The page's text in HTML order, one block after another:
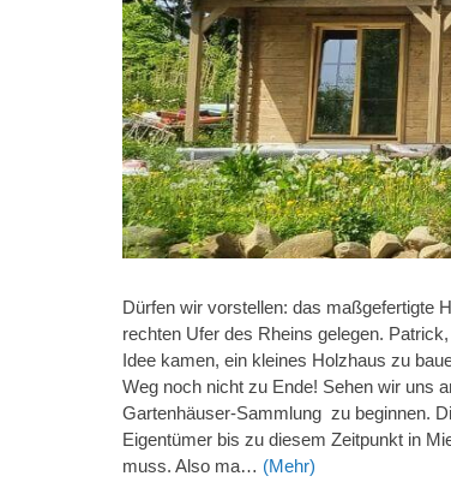
Dürfen wir vorstellen: das maßgefertigte
rechten Ufer des Rheins gelegen.
Idee kamen, ein kleines Holzhaus zu
Weg noch nicht zu Ende! Sehen wir uns
Gartenhäuser-Sammlung zu beginnen.
Eigentümer bis zu diesem Zeitpunkt in
muss. Also ma… (Mehr)